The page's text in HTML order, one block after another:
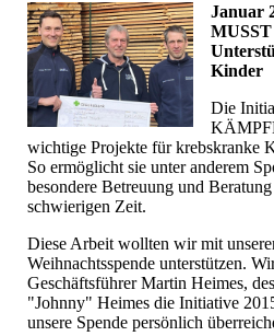
Januar
Kinder
Die
wichtige Projekte für krebskranke
So ermöglicht sie unter anderem
besondere Betreuung und
schwierigen Zeit.
Diese Arbeit wollten wir mit
Weihnachtsspende unterstützen.
Geschäftsführer Martin Heimes,
"Johnny" Heimes die Initiative
unsere Spende persönlich